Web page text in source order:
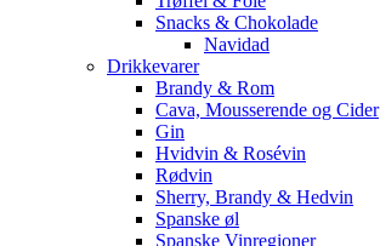
Snacks & Chokolade
Navidad
Drikkevarer
Brandy & Rom
Cava, Mousserende og Cider
Gin
Hvidvin & Rosévin
Rødvin
Sherry, Brandy & Hedvin
Spanske øl
Spanske Vinregioner